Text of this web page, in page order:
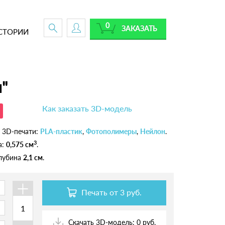
ЗАКАЗАТЬ
0
Как заказать 3D-модель
печати: PLA-пластик, Фотополимеры, Нейлон.
0,575 см3.
2,1 см.
+
Печать от 3 руб.
Скачать 3D-модель: 0 руб.